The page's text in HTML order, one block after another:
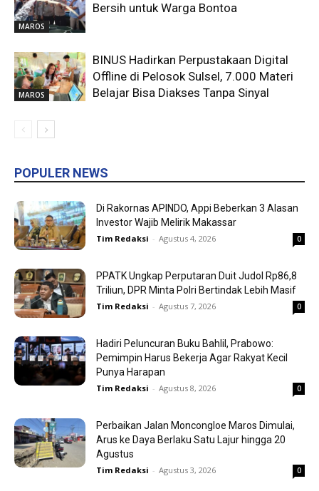
MAROS
Bersih untuk Warga Bontoa
MAROS
BINUS Hadirkan Perpustakaan Digital
Offline di Pelosok Sulsel, 7.000 Materi
Belajar Bisa Diakses Tanpa Sinyal
POPULER NEWS
Di Rakornas APINDO, Appi Beberkan 3 Alasan
Investor Wajib Melirik Makassar
Tim Redaksi - Agustus 4, 2026 0
PPATK Ungkap Perputaran Duit Judol Rp86,8
Triliun, DPR Minta Polri Bertindak Lebih Masif
Tim Redaksi - Agustus 7, 2026 0
Hadiri Peluncuran Buku Bahlil, Prabowo:
Pemimpin Harus Bekerja Agar Rakyat Kecil
Punya Harapan
Tim Redaksi - Agustus 8, 2026 0
Perbaikan Jalan Moncongloe Maros Dimulai,
Arus ke Daya Berlaku Satu Lajur hingga 20
Agustus
Tim Redaksi - Agustus 3, 2026 0